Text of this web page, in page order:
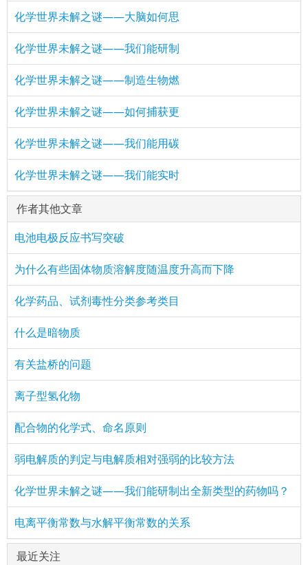
化学世界未解之谜——大脑如何思
化学世界未解之谜——我们能研制
化学世界未解之谜——制造生物燃
化学世界未解之谜——如何捕获更
化学世界未解之谜——我们能用碳
化学世界未解之谜——我们能实时
作者其他文章
电池电极反应书写突破
为什么有些固体物质溶解度随温度升高而下降
化学药品、试剂毒性分类参考类目
什么是暗物质
有关盐桥的问题
离子型氢化物
配合物的化学式、命名原则
弱电解质的判定与电解质相对强弱的比较方法
化学世界未解之谜——我们能研制出全新类型的药物吗？
电离平衡常数与水解平衡常数的关系
最近关注